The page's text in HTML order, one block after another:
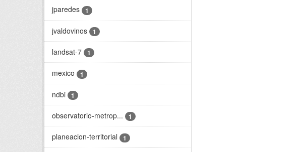
jparedes 1
jvaldovinos 1
landsat-7 1
mexico 1
ndbi 1
observatorio-metrop... 1
planeacion-territorial 1